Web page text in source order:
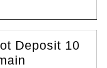
Deposit 10